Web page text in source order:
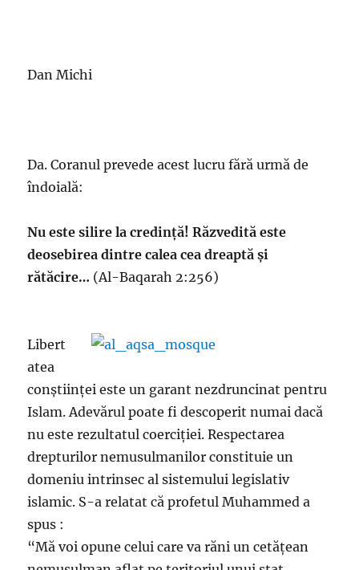
Dan Michi
Da. Coranul prevede acest lucru fără urmă de
îndoială:
Nu este silire la credință! Răzvedită este
deosebirea dintre calea cea dreaptă și
rătăcire… (Al-Baqarah 2:256)
Libert
atea
conștiinței este un garant nezdruncinat pentru
Islam. Adevărul poate fi descoperit numai dacă
nu este rezultatul coerciției. Respectarea
drepturilor nemusulmanilor constituie un
domeniu intrinsec al sistemului legislativ
islamic. S-a relatat că profetul Muhammed a
spus :
“Mă voi opune celui care va răni un cetățean